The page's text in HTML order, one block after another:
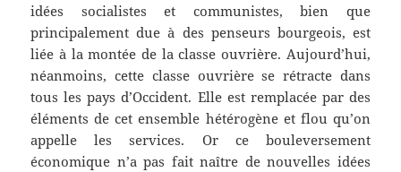
idées socialistes et communistes, bien que
principalement due à des penseurs bourgeois, est
liée à la montée de la classe ouvrière. Aujourd’hui,
néanmoins, cette classe ouvrière se rétracte dans
tous les pays d’Occident. Elle est remplacée par des
éléments de cet ensemble hétérogène et flou qu’on
appelle les services. Or ce bouleversement
économique n’a pas fait naître de nouvelles idées